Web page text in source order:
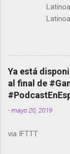
red
Media
Ya está
al final de
-mayo 20, 2019
via IFTTT